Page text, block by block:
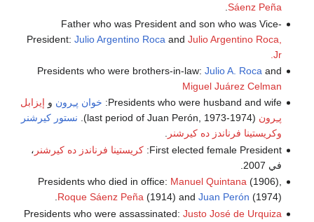
Sáenz Peña
.
Father who was President and son who was Vice-
President: Julio Argentino Roca and Julio Argentino Roca,
Jr.
Presidents who were brothers-in-law: Julio A. Roca and
Miguel Juárez Celman
Presidents who were husband and wife:
خوان پـِرون و إيزابل
پـِرون (last period of Juan Perón, 1973-1974).
نستور كيرشنر
وكريستينا فرناندز ده كيرشنر .
First elected female President: كريستينا فرناندز ده كيرشنر ،
في 2007.
Presidents who died in office: Manuel Quintana (1906),
Roque Sáenz Peña (1914) and Juan Perón (1974).
Presidents who were assassinated: Justo José de Urquiza